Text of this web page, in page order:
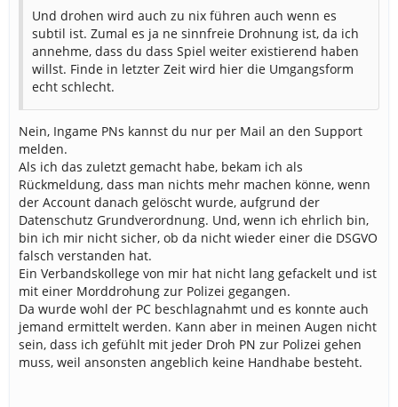
Und drohen wird auch zu nix führen auch wenn es
subtil ist. Zumal es ja ne sinnfreie Drohnung ist, da ich
annehme, dass du dass Spiel weiter existierend haben
willst. Finde in letzter Zeit wird hier die Umgangsform
echt schlecht.
Nein, Ingame PNs kannst du nur per Mail an den Support
melden.
Als ich das zuletzt gemacht habe, bekam ich als
Rückmeldung, dass man nichts mehr machen könne, wenn
der Account danach gelöscht wurde, aufgrund der
Datenschutz Grundverordnung. Und, wenn ich ehrlich bin,
bin ich mir nicht sicher, ob da nicht wieder einer die DSGVO
falsch verstanden hat.
Ein Verbandskollege von mir hat nicht lang gefackelt und ist
mit einer Morddrohung zur Polizei gegangen.
Da wurde wohl der PC beschlagnahmt und es konnte auch
jemand ermittelt werden. Kann aber in meinen Augen nicht
sein, dass ich gefühlt mit jeder Droh PN zur Polizei gehen
muss, weil ansonsten angeblich keine Handhabe besteht.